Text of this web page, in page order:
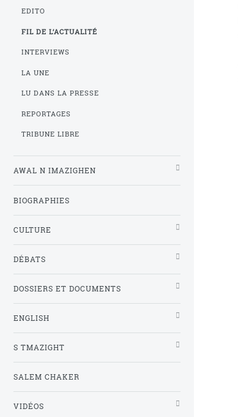
EDITO
FIL DE L’ACTUALITÉ
INTERVIEWS
LA UNE
LU DANS LA PRESSE
REPORTAGES
TRIBUNE LIBRE
AWAL N IMAZIGHEN
BIOGRAPHIES
CULTURE
DÉBATS
DOSSIERS ET DOCUMENTS
ENGLISH
S TMAZIGHT
SALEM CHAKER
VIDÉOS